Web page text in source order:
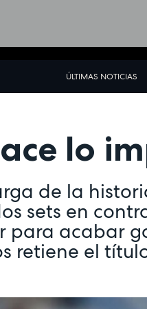
ÚLTIMAS NOTICIAS
lo
de la
sets en
para acabar
retiene el